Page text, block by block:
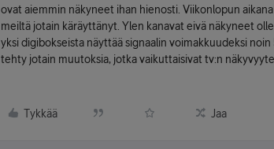
ovat aiemmin näkyneet ihan hienosti. Viikonlopun
meiltä jotain käräyttänyt. Ylen kanavat eivä näkyneet
yksi digibokseista näyttää signaalin voimakkuudeksi
tehty jotain muutoksia, jotka vaikuttaisivat tv:n
Tykkää Jaa